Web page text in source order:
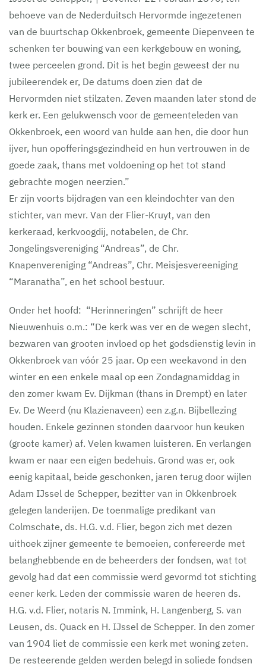
behoeve van de Nederduitsch Hervormde ingezetenen
van de buurtschap Okkenbroek, gemeente Diepenveen te
schenken ter bouwing van een kerkgebouw en woning,
twee perceelen grond. Dit is het begin geweest der nu
jubileerendek er, De datums doen zien dat de
Hervormden niet stilzaten. Zeven maanden later stond de
kerk er. Een gelukwensch voor de gemeenteleden van
Okkenbroek, een woord van hulde aan hen, die door hun
ijver, hun opofferingsgezindheid en hun vertrouwen in de
goede zaak, thans met voldoening op het tot stand
gebrachte mogen neerzien.”
Er zijn voorts bijdragen van een kleindochter van den
stichter, van mevr. Van der Flier-Kruyt, van den
kerkeraad, kerkvoogdij, notabelen, de Chr.
Jongelingsvereniging “Andreas”, de Chr.
Knapenvereniging “Andreas”, Chr. Meisjesvereeniging
“Maranatha”, en het school bestuur.
Onder het hoofd: “Herinneringen” schrijft de heer
Nieuwenhuis o.m.: “De kerk was ver en de wegen slecht,
bezwaren van grooten invloed op het godsdienstig levin in
Okkenbroek van vóór 25 jaar. Op een weekavond in den
winter en een enkele maal op een Zondagnamiddag in
den zomer kwam Ev. Dijkman (thans in Drempt) en later
Ev. De Weerd (nu Klazienaveen) een z.g.n. Bijbellezing
houden. Enkele gezinnen stonden daarvoor hun keuken
(groote kamer) af. Velen kwamen luisteren. En verlangen
kwam er naar een eigen bedehuis. Grond was er, ook
eenig kapitaal, beide geschonken, jaren terug door wijlen
Adam IJssel de Schepper, bezitter van in Okkenbroek
gelegen landerijen. De toenmalige predikant van
Colmschate, ds. H.G. v.d. Flier, begon zich met dezen
uithoek zijner gemeente te bemoeien, confereerde met
belanghebbende en de beheerders der fondsen, wat tot
gevolg had dat een commissie werd gevormd tot stichting
eener kerk. Leden der commissie waren de heeren ds.
H.G. v.d. Flier, notaris N. Immink, H. Langenberg, S. van
Leusen, ds. Quack en H. IJssel de Schepper. In den zomer
van 1904 liet de commissie een kerk met woning zeten.
De resteerende gelden werden belegd in soliede fondsen